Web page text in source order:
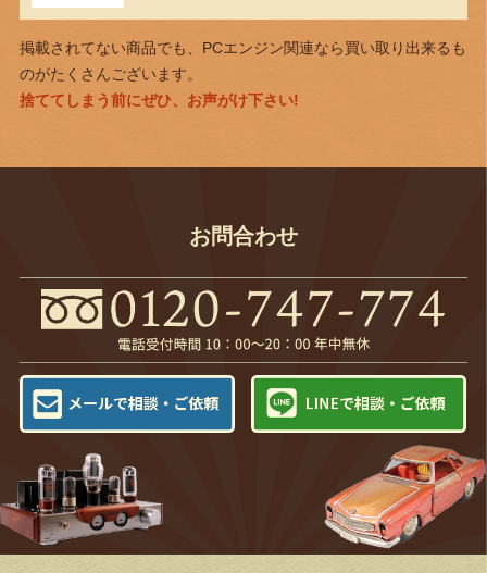
掲載されてない商品でも、PCエンジン関連なら買い取り出来るも
のがたくさんございます。
捨ててしまう前にぜひ、お声がけ下さい!
お問合わせ